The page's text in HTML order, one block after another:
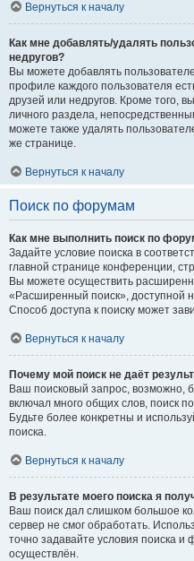
Вернуться к началу
Как мне добавлять/удалять
недругов?
Вы можете добавлять
профиле каждого пользователя
друзей или недругов. Кроме того,
личного раздела,
можете также удалять
же странице.
Вернуться к началу
Поиск по форумам
Как мне выполнить поиск по
Задайте условие поиска в
главной странице конференции,
Вы можете осуществить
«Расширенный поиск», доступной
Способ доступа к поиску может
Вернуться к началу
Почему мой поиск не даёт
Ваш поисковый запрос,
включал много общих слов, поиск
Будьте более конкретны и
поиска.
Вернуться к началу
В результате моего поиска я
Ваш поиск дал слишком большое
сервер не смог обработать.
точно задавайте условия поиска
осуществлён.